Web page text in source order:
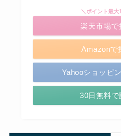
Amazon
＼ポイント最大
楽天市場
Yahooショッピ
30日無料